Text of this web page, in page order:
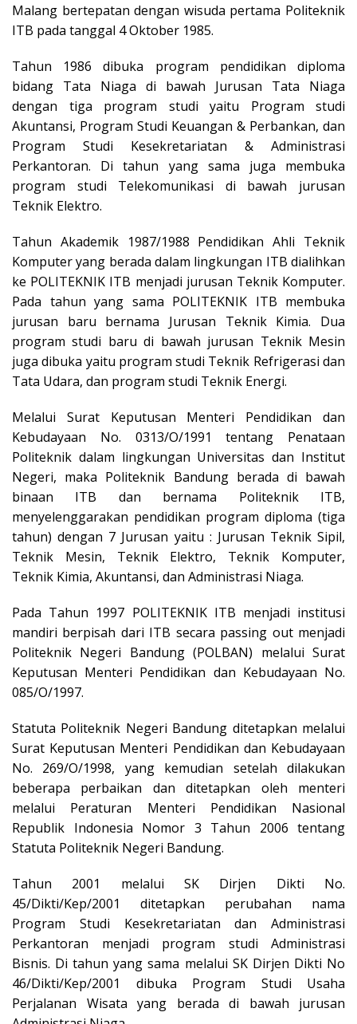
Malang bertepatan dengan wisuda pertama Politeknik
ITB pada tanggal 4 Oktober 1985.
Tahun 1986 dibuka program pendidikan diploma
bidang Tata Niaga di bawah Jurusan Tata Niaga
dengan tiga program studi yaitu Program studi
Akuntansi, Program Studi Keuangan & Perbankan, dan
Program Studi Kesekretariatan & Administrasi
Perkantoran. Di tahun yang sama juga membuka
program studi Telekomunikasi di bawah jurusan
Teknik Elektro.
Tahun Akademik 1987/1988 Pendidikan Ahli Teknik
Komputer yang berada dalam lingkungan ITB dialihkan
ke POLITEKNIK ITB menjadi jurusan Teknik Komputer.
Pada tahun yang sama POLITEKNIK ITB membuka
jurusan baru bernama Jurusan Teknik Kimia. Dua
program studi baru di bawah jurusan Teknik Mesin
juga dibuka yaitu program studi Teknik Refrigerasi dan
Tata Udara, dan program studi Teknik Energi.
Melalui Surat Keputusan Menteri Pendidikan dan
Kebudayaan No. 0313/O/1991 tentang Penataan
Politeknik dalam lingkungan Universitas dan Institut
Negeri, maka Politeknik Bandung berada di bawah
binaan ITB dan bernama Politeknik ITB,
menyelenggarakan pendidikan program diploma (tiga
tahun) dengan 7 Jurusan yaitu : Jurusan Teknik Sipil,
Teknik Mesin, Teknik Elektro, Teknik Komputer,
Teknik Kimia, Akuntansi, dan Administrasi Niaga.
Pada Tahun 1997 POLITEKNIK ITB menjadi institusi
mandiri berpisah dari ITB secara passing out menjadi
Politeknik Negeri Bandung (POLBAN) melalui Surat
Keputusan Menteri Pendidikan dan Kebudayaan No.
085/O/1997.
Statuta Politeknik Negeri Bandung ditetapkan melalui
Surat Keputusan Menteri Pendidikan dan Kebudayaan
No. 269/O/1998, yang kemudian setelah dilakukan
beberapa perbaikan dan ditetapkan oleh menteri
melalui Peraturan Menteri Pendidikan Nasional
Republik Indonesia Nomor 3 Tahun 2006 tentang
Statuta Politeknik Negeri Bandung.
Tahun 2001 melalui SK Dirjen Dikti No.
45/Dikti/Kep/2001 ditetapkan perubahan nama
Program Studi Kesekretariatan dan Administrasi
Perkantoran menjadi program studi Administrasi
Bisnis. Di tahun yang sama melalui SK Dirjen Dikti No
46/Dikti/Kep/2001 dibuka Program Studi Usaha
Perjalanan Wisata yang berada di bawah jurusan